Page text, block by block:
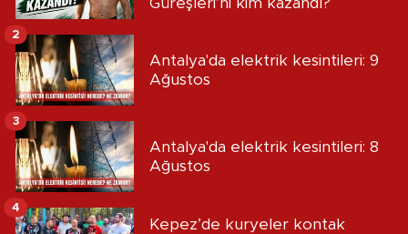
Antalya'da elektrik kesintileri: 9
Ağustos
2
Antalya'da elektrik kesintileri: 8
Ağustos
3
Kepez’de kuryeler kontak
4